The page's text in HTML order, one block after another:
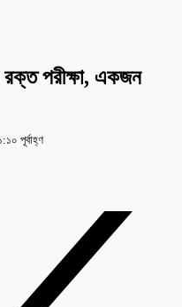
রক্ত পরীক্ষা, একজন
পূর্বাহ্ণ